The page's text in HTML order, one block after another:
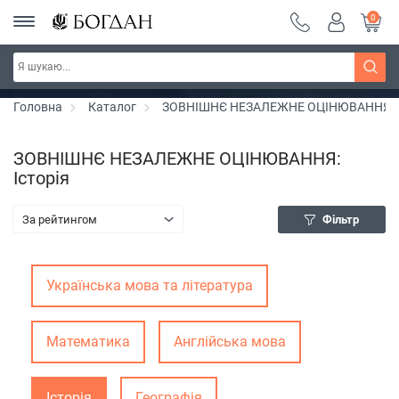
Серія "Чейзіана" ~ знижка 20%
0
Головна Каталог ЗОВНІШНЄ НЕЗАЛЕЖНЕ ОЦІНЮВАННЯ
ЗОВНІШНЄ НЕЗАЛЕЖНЕ ОЦІНЮВАННЯ:
Історія
За рейтингом Фільтр
Українська мова та література
Математика Англійська мова